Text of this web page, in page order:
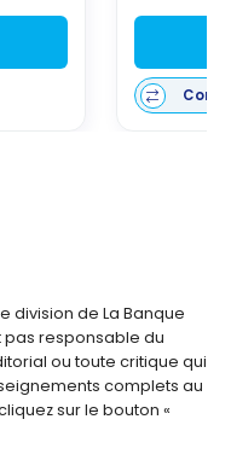
division de La Banque
pas responsable du
ou toute critique qui
complets au
sur le bouton «